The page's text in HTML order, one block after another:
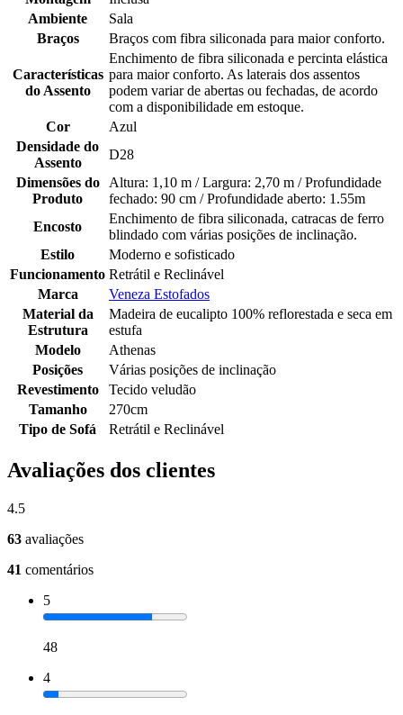
Ambiente
Sala
Braços
Braços com fibra siliconada para maior conforto.
Características
do Assento
Enchimento de fibra siliconada e percinta elástica
para maior conforto. As laterais dos assentos
podem variar de abertas ou fechadas, de acordo
com a disponibilidade em estoque.
Cor
Azul
Densidade do
Assento
D28
Dimensões do
Produto
Altura: 1,10 m / Largura: 2,70 m / Profundidade
fechado: 90 cm / Profundidade aberto: 1.55m
Encosto
Enchimento de fibra siliconada, catracas de ferro
blindado com várias posições de inclinação.
Estilo
Moderno e sofisticado
Funcionamento Retrátil e Reclinável
Marca
Veneza Estofados
Material da
Estrutura
Madeira de eucalipto 100% reflorestada e seca em
estufa
Modelo
Athenas
Posições
Várias posições de inclinação
Revestimento
Tecido veludão
Tamanho
270cm
Tipo de Sofá
Retrátil e Reclinável
Avaliações dos clientes
4.5
63 avaliações
41 comentários
5
48
4